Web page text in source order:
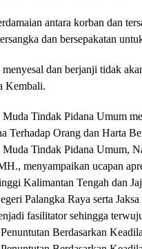
antara korban dan
dan bersepakatan
menyesal dan berjanji tidak
Kembali.
Muda Tindak Pidana Umum
Terhadap Orang dan Harta
Muda Tindak Pidana Umum,
menyampaikan ucapan
Kalimantan Tengah dan
Palangka Raya serta
fasilitator sehingga
Berdasarkan